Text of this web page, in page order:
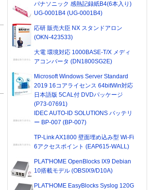
パナソニック 感熱記録紙B4(6本入り)
UG-0001B4 (UG-0001B4)
応研 販売大臣 NX スタンドアロン
(OKN-423533)
大電 環境対応 1000BASE-T/X メディ
アコンバータ (DN1800SG2E)
Microsoft Windows Server Standard
2019 16コアライセンス 64bitWin対応
日本語版 5CAL付 DVDパッケージ
(P73-07691)
IDEC AUTO-ID SOLUTIONS バッテリ
ー BP-007 (BP-007)
TP-Link AX1800 壁面埋め込み型 Wi-Fi
6アクセスポイント (EAP615-WALL)
PLAT'HOME OpenBlocks IX9 Debian
10搭載モデル (OBSIX9/D10A)
PLAT'HOME EasyBlocks Syslog 120G